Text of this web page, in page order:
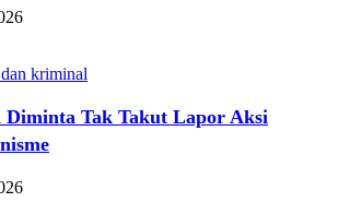
kriminal
Diminta Tak Takut Lapor Aksi